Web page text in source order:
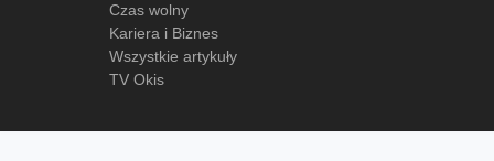
Czas wolny
Kariera i Biznes
Wszystkie artykuły
TV Okis